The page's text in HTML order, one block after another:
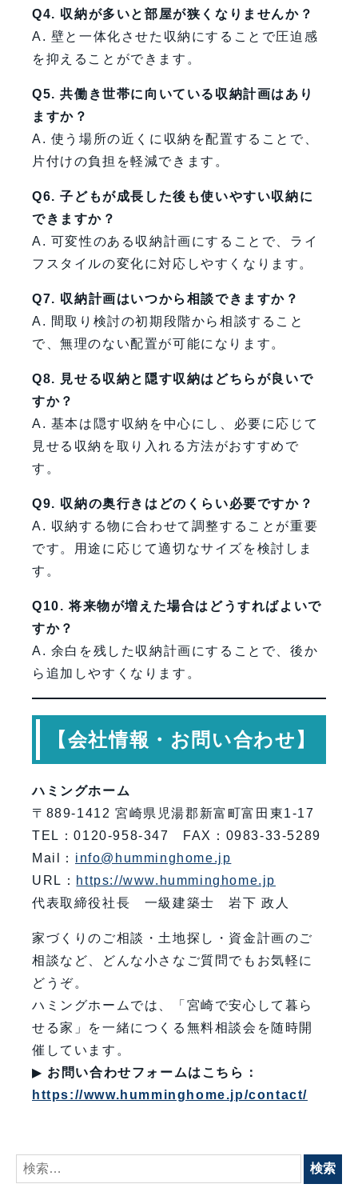
Q4. 収納が多いと部屋が狭くなりませんか？
A. 壁と一体化させた収納にすることで圧迫感
を抑えることができます。
Q5. 共働き世帯に向いている収納計画はあり
ますか？
A. 使う場所の近くに収納を配置することで、
片付けの負担を軽減できます。
Q6. 子どもが成長した後も使いやすい収納に
できますか？
A. 可変性のある収納計画にすることで、ライ
フスタイルの変化に対応しやすくなります。
Q7. 収納計画はいつから相談できますか？
A. 間取り検討の初期段階から相談すること
で、無理のない配置が可能になります。
Q8. 見せる収納と隠す収納はどちらが良いで
すか？
A. 基本は隠す収納を中心にし、必要に応じて
見せる収納を取り入れる方法がおすすめで
す。
Q9. 収納の奥行きはどのくらい必要ですか？
A. 収納する物に合わせて調整することが重要
です。用途に応じて適切なサイズを検討しま
す。
Q10. 将来物が増えた場合はどうすればよいで
すか？
A. 余白を残した収納計画にすることで、後か
ら追加しやすくなります。
【会社情報・お問い合わせ】
ハミングホーム
〒889-1412 宮崎県児湯郡新富町富田東1-17
TEL：0120-958-347 FAX：0983-33-5289
Mail： info@humminghome.jp
URL： https://www.humminghome.jp
代表取締役社長 一級建築士 岩下 政人
家づくりのご相談・土地探し・資金計画のご
相談など、どんな小さなご質問でもお気軽に
どうぞ。
ハミングホームでは、「宮崎で安心して暮ら
せる家」を一緒につくる無料相談会を随時開
催しています。
▶ お問い合わせフォームはこちら：
https://www.humminghome.jp/contact/
検